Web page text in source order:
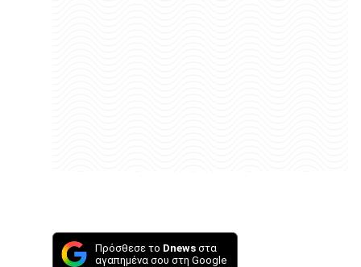
Πρόσθεσε το Dnews στα
αγαπημένα σου στη Google